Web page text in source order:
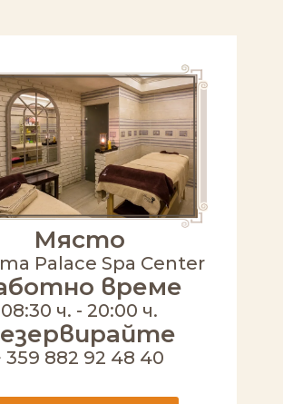
Място
Palace Spa Center
време
08:30 ч. - 20:00 ч.
359 882 92 48 40